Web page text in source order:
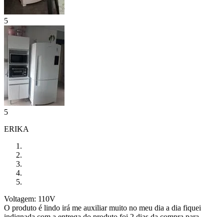
5
5
ERIKA
Voltagem: 110V
O produto é lindo irá me auxiliar muito no meu dia a dia fiquei